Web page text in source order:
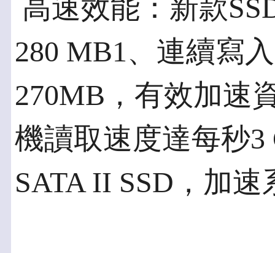
 高速效能：新款
280 MB1、連續寫
270MB，有效加速
機讀取速度達每秒
SATA II SSD，加